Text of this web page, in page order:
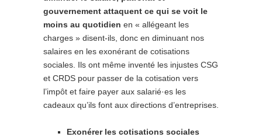
gouvernement attaquent ce qui se voit le
moins au quotidien en « allégeant les
charges » disent-ils, donc en diminuant nos
salaires en les exonérant de cotisations
sociales. Ils ont même inventé les injustes CSG
et CRDS pour passer de la cotisation vers
l’impôt et faire payer aux salarié·es les
cadeaux qu’ils font aux directions d’entreprises.
Exonérer les cotisations sociales